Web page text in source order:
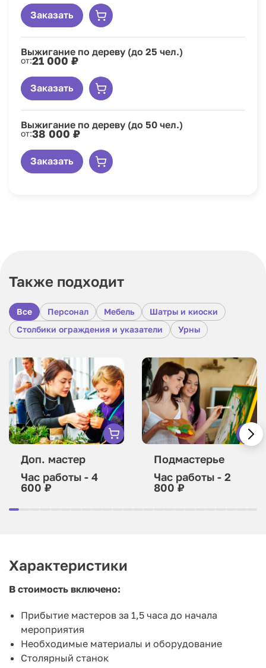
Заказать
Выжигание по дереву (до 25 чел.)
от:21 000 ₽
Заказать
Выжигание по дереву (до 50 чел.)
от:38 000 ₽
Заказать
Также подходит
Все Персонал Мебель
Шатры и киоски
Столбики ограждения и указатели
Урны
Доп. мастер
Час работы - 4
600 ₽
Подмастерье
Час работы - 2
800 ₽
Характеристики
В стоимость включено:
Прибытие мастеров за 1,5 часа до начала
мероприятия
Необходимые материалы и оборудование
Столярный станок